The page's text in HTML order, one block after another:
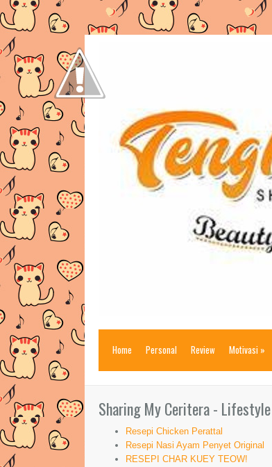
Home Personal Review Motivasi »
Sharing My Ceritera -
Resepi Chicken Perattal
Resepi Nasi Ayam Penyet Original
RESEPI CHAR KUEY TEOW!